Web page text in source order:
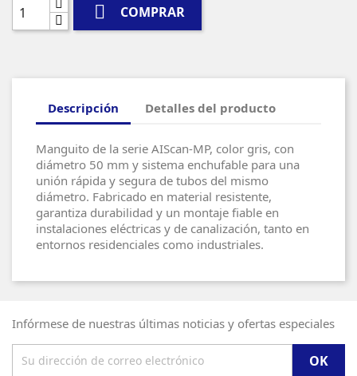
 COMPRAR
Descripción Detalles del producto
Manguito de la serie AIScan-MP, color gris, con
diámetro 50 mm y sistema enchufable para una
unión rápida y segura de tubos del mismo
diámetro. Fabricado en material resistente,
garantiza durabilidad y un montaje fiable en
instalaciones eléctricas y de canalización, tanto en
entornos residenciales como industriales.
Infórmese de nuestras últimas noticias y ofertas especiales